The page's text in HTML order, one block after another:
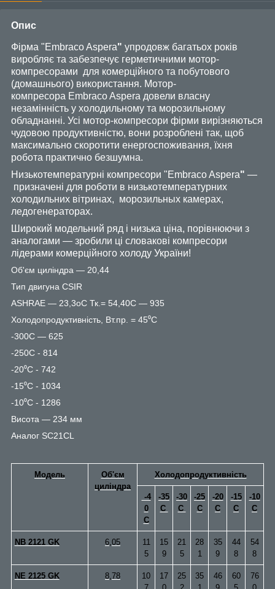
Опис
Фірма "Embraco Aspera" упродовж багатьох років
виробляє та забезпечує герметичними мотор-
компресорами для комерційного та побутового
(домашнього) використання. Мотор-
компресора Embraco Aspera довели власну
незамінність у холодильному та морозильному
обладнанні. Усі мотор-компресори фірми вирізняються
чудовою продуктивністю, вони розроблені так, щоб
максимально скоротити енергоспоживання, їхня
робота практично безшумна.
Низькотемпературні компресори "Embraco Aspera" —
призначені для роботи в низькотемпературних
холодильних вітринах, морозильных камерах,
ледогенераторах.
Широкий модельний ряд і низька ціна, порівнюючи з
аналогами — зробили ці словакові компресори
лідерами комерційного холоду України!
Об'єм циліндра — 20,44
Тип двигуна CSIR
ASHRAE — 23,3oС Тк.= 54,40С — 935
Холодопродуктивність, Вт.пр. = 45⁰С
-300С — 625
-250С - 814
-20⁰С - 742
-15⁰С - 1034
-10⁰С - 1286
Висота — 234 мм
Аналог SC21CL
Модель
Об'єм
циліндра
Холодопродуктивність
-4
0
C
-35
С
-30
C
-25
С
-20
C
-15
C
-10
C
NB 2121 GK 6,05
11
5
15
9
21
5
28
1
35
9
44
8
54
8
NE 2125 GK 8,78
10
17
25
35
46
60
76